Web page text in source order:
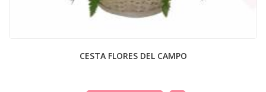
CESTA FLORES DEL CAMPO